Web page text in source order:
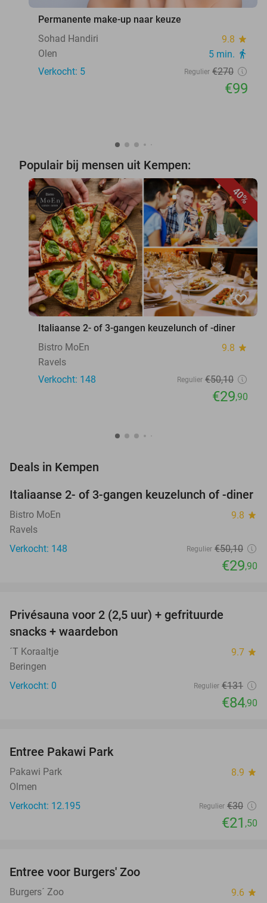
Permanente make-up naar keuze
Sohad Handiri
9.8 star
Olen 5 min. directions_walk
Verkocht: 5 Regulier €270
€99
Populair bij mensen uit Kempen:
40%
favorite_border
Italiaanse 2- of 3-gangen keuzelunch of -diner
Bistro MoEn
9.8 star
Ravels
Verkocht: 148
Regulier €50,10
€29,90
Deals in Kempen
40%
Italiaanse 2- of 3-gangen keuzelunch of -diner
Bistro MoEn 9.8 star
Ravels
Verkocht: 148
Regulier €50,10
€29,90
TODAY
Privésauna voor 2 (2,5 uur) + gefrituurde
snacks + waardebon
´T Koraaltje 9.7 star
Beringen
Verkocht: 0
Regulier €131
€84,90
Entree Pakawi Park
Pakawi Park 8.9 star
Olmen
Verkocht: 12.195
Regulier €30
€21 ,50
Entree voor Burgers' Zoo
Burgers´ Zoo 9.6 star